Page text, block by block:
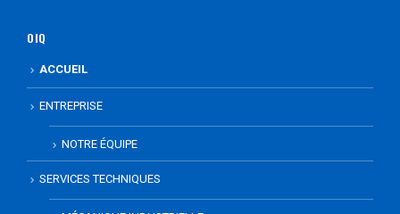
OIQ
ACCUEIL
ENTREPRISE
NOTRE ÉQUIPE
SERVICES TECHNIQUES